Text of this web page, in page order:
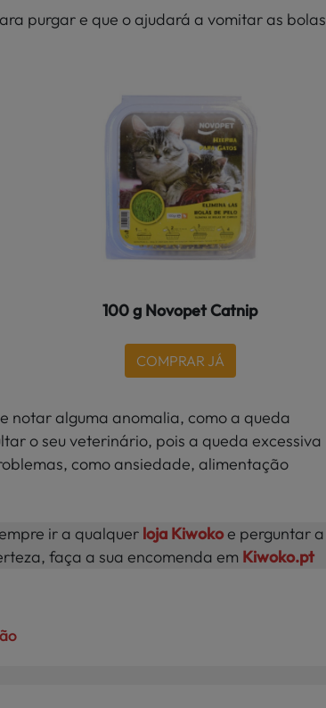
purgar e que o ajudará a vomitar as bolas
100 g Novopet Catnip
COMPRAR JÁ
notar alguma anomalia, como a queda
o seu veterinário, pois a queda excessiva
como ansiedade, alimentação
ir a qualquer loja Kiwokoe perguntar a
faça a sua encomenda em Kiwoko.pt